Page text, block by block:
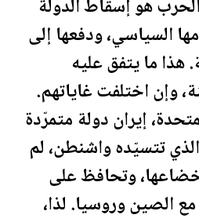
هو إسقاط الدولة
السياسي، ودفعها إلى
هذا ما يتفق عليه
وإن اختلفت غاياتهم.
إيران دولة متمرّدة
تتسيّده واشنطن، لم
وتحافظ على
الصين وروسيا. لذا،